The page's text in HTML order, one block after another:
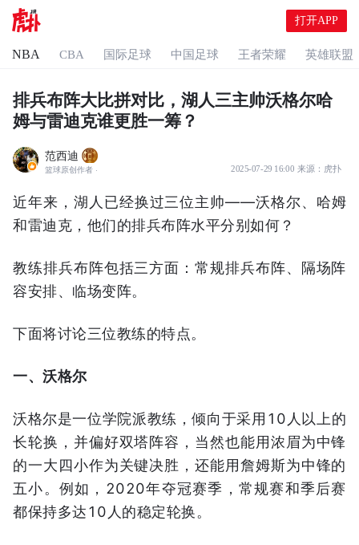
打开APP
NBA CBA 国际足球 中国足球 王者荣耀 英雄联盟
排兵布阵大比拼对比，湖人三主帅沃格尔哈
姆与雷迪克谁更胜一筹？
范西迪
篮球原创作者 · 2025-07-29 16:00 来源： 虎扑
近年来，湖人已经换过三位主帅——沃格尔、哈姆
和雷迪克，他们的排兵布阵水平分别如何？
教练排兵布阵包括三方面：常规排兵布阵、隔场阵
容安排、临场变阵。
下面将讨论三位教练的特点。
一、沃格尔
沃格尔是一位学院派教练，倾向于采用10人以上的
长轮换，并偏好双塔阵容，当然也能用浓眉为中锋
的一大四小作为关键决胜，还能用詹姆斯为中锋的
五小。例如，2020年夺冠赛季，常规赛和季后赛
都保持多达10人的稳定轮换。